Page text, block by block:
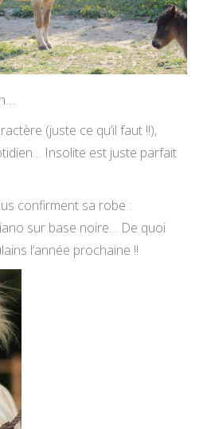
(juste ce qu’il faut !!),
Insolite est juste parfait
confirment sa robe :
sur base noire… De quoi
l’année prochaine !!